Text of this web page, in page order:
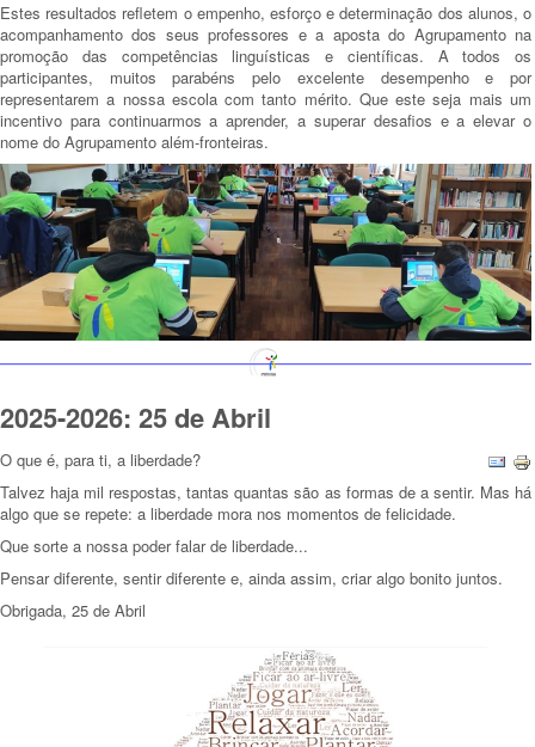
Estes resultados refletem o empenho, esforço e determinação dos alunos, o
acompanhamento dos seus professores e a aposta do Agrupamento na
promoção das competências linguísticas e científicas. A todos os
participantes, muitos parabéns pelo excelente desempenho e por
representarem a nossa escola com tanto mérito. Que este seja mais um
incentivo para continuarmos a aprender, a superar desafios e a elevar o
nome do Agrupamento além-fronteiras.
2025-2026: 25 de Abril
O que é, para ti, a liberdade?
Talvez haja mil respostas, tantas quantas são as formas de a sentir. Mas há
algo que se repete: a liberdade mora nos momentos de felicidade.
Que sorte a nossa poder falar de liberdade...
Pensar diferente, sentir diferente e, ainda assim, criar algo bonito juntos.
Obrigada, 25 de Abril